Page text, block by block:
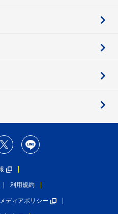
利用規約
ディアポリシー